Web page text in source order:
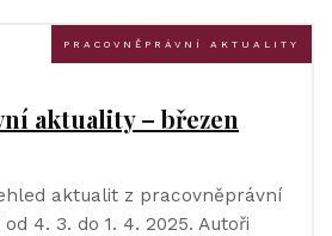
PRACOVNĚPRÁVNÍ AKTUALITY
aktuality – březen
aktualit z pracovněprávní
4. 3. do 1. 4. 2025. Autoři